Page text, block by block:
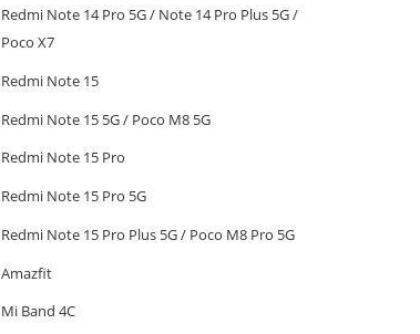
Redmi Note 14 Pro 5G / Note 14 Pro Plus 5G /
Poco X7
Redmi Note 15
Redmi Note 15 5G / Poco M8 5G
Redmi Note 15 Pro
Redmi Note 15 Pro 5G
Redmi Note 15 Pro Plus 5G / Poco M8 Pro 5G
Amazfit
Mi Band 4C